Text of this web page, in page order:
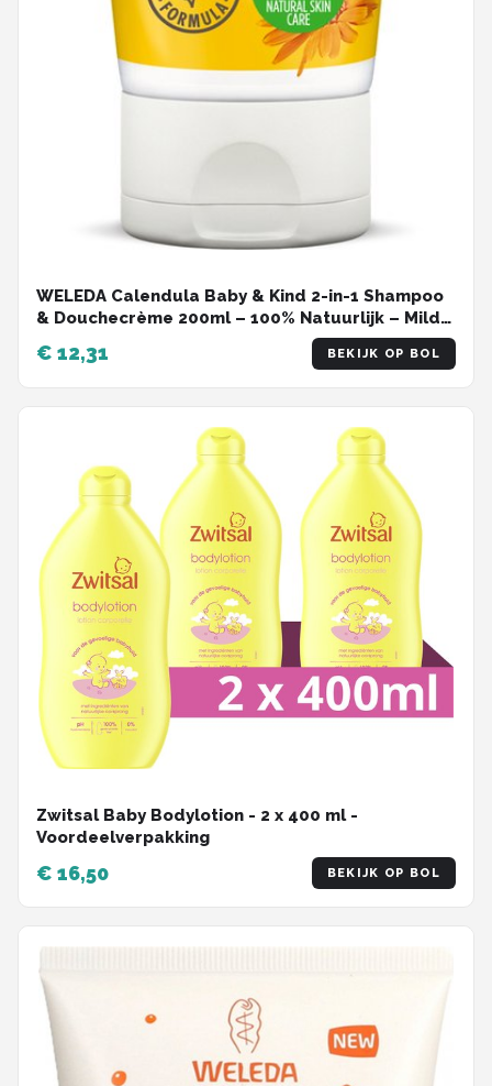
WELEDA Calendula Baby & Kind 2-in-1 Shampoo
& Douchecrème 200ml – 100% Natuurlijk – Mild
& Veilig voor Gevoelige Huid – Prikt Niet in de
Oogjes
€ 12,31 BEKIJK OP BOL
Zwitsal Baby Bodylotion - 2 x 400 ml -
Voordeelverpakking
€ 16,50 BEKIJK OP BOL